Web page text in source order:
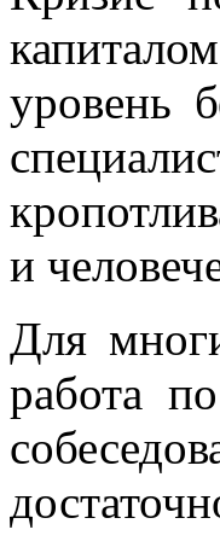
уровень
и
Для
работа